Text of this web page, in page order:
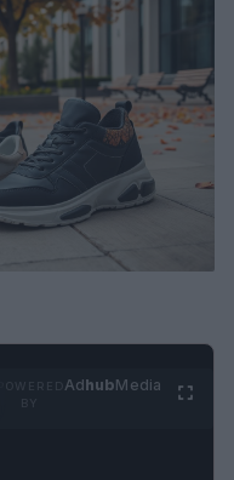
AdhubMedia